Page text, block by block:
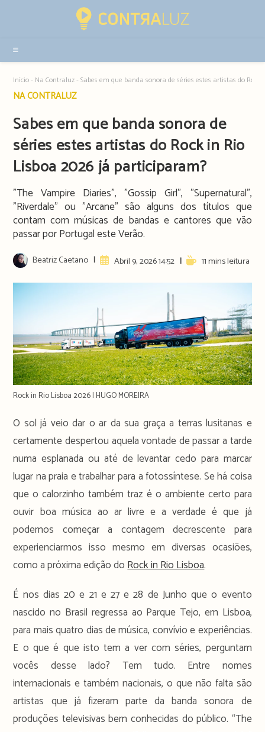
sidebar
Início- Na Contraluz-Sabes em que banda sonora de séries estes artistas do
Post
NA CONTRALUZ
Sabes em que banda sonora de
séries estes artistas do Rock in Rio
Lisboa 2026 já participaram?
"The Vampire Diaries", "Gossip Girl", "Supernatural",
"Riverdale" ou "Arcane" são alguns dos títulos que
contam com músicas de bandas e cantores que vão
passar por Portugal este Verão.
Post
author:
Beatriz Caetano
ArtigoAbril 9, 2026 14:52
Reading11 mins leitura
Rock in Rio Lisboa 2026 | HUGO MOREIRA
O sol já veio dar o ar da sua graça a terras lusitanas e
certamente despertou aquela vontade de passar a tarde
numa esplanada ou até de levantar cedo para marcar
lugar na praia e trabalhar para a fotossíntese. Se há coisa
que o calorzinho também traz é o ambiente certo para
ouvir boa música ao ar livre e a verdade é que já
podemos começar a contagem decrescente para
experienciarmos isso mesmo em diversas ocasiões,
como a próxima edição doRock in Rio Lisboa.
É nos dias 20 e 21 e 27 e 28 de Junho que o evento
nascido no Brasil regressa ao Parque Tejo, em Lisboa,
para mais quatro dias de música, convívio e experiências.
E o que é que isto tem a ver com séries, perguntam
vocês desse lado? Tem tudo. Entre nomes
internacionais e também nacionais, o que não falta são
artistas que já fizeram parte da banda sonora de
produções televisivas bem conhecidas do público. “The